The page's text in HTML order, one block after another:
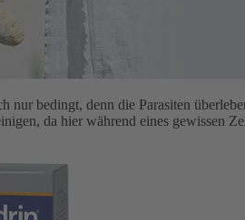
nur bedingt, denn die Parasiten
da hier während eines gewissen